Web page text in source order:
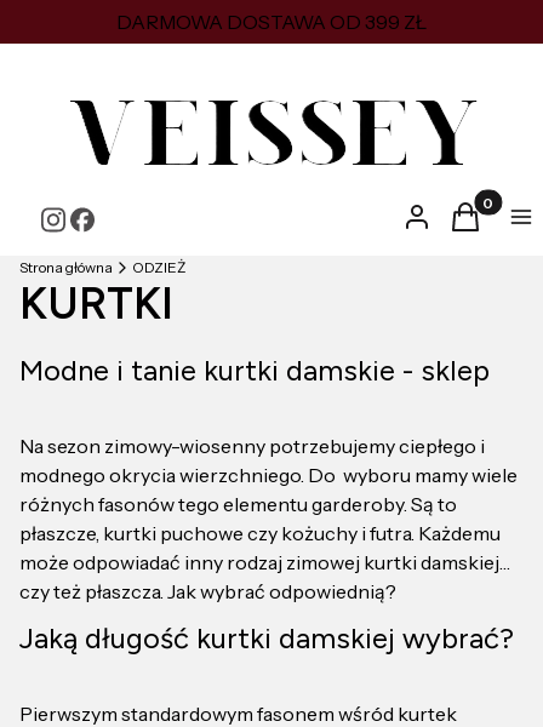
DARMOWA DOSTAWA OD 399 ZŁ
Zaloguj sięProdukty
Koszyk
Strona główna ODZIEŻ
KURTKI
Modne i tanie kurtki damskie - sklep
Na sezon zimowy-wiosenny potrzebujemy ciepłego i
modnego okrycia wierzchniego. Do wyboru mamy wiele
różnych fasonów tego elementu garderoby. Są to
płaszcze, kurtki puchowe czy kożuchy i futra. Każdemu
może odpowiadać inny rodzaj zimowej kurtki damskiej
czy też płaszcza. Jak wybrać odpowiednią?
Jaką długość kurtki damskiej wybrać?
Pierwszym standardowym fasonem wśród kurtek